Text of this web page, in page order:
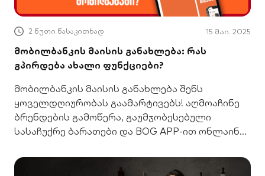
2 წუთი წასაკითხად 15 მაი. 2025
მობილბანკის მაისის განახლება: რას
გპირდება ახალი ფუნქციები?
მობილბანკის მაისის განახლება შენს
ყოველდღიურობას გაამარტივებს! აღმოაჩინე
ბრენდების გამოწერა, გაუმჯობესებული
სასაჩუქრე ბარათები და BOG APP-ით ონლაინ